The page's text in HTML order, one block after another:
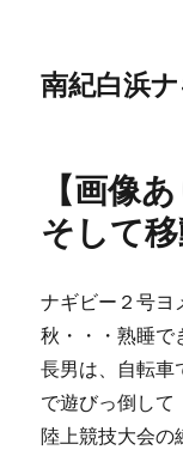
南紀白浜
【画像
そして移
ナギビー２号ヨ
秋・・・熟睡で
長男は、自転車
で遊びっ倒して
陸上競技大会の